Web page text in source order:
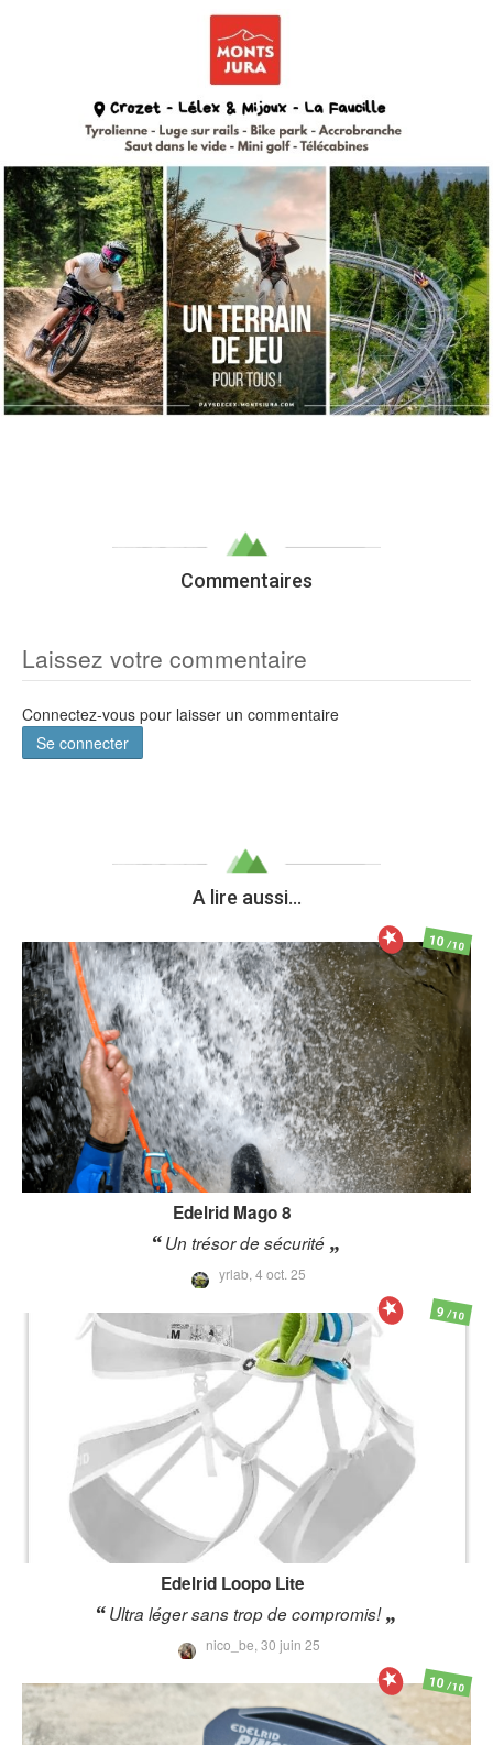
Commentaires
Laissez votre commentaire
Connectez-vous pour laisser un commentaire
Se connecter
A lire aussi...
Edelrid Mago 8
Un trésor de sécurité
yrlab, 4 oct. 25
10/10
Edelrid Loopo Lite
Ultra léger sans trop de compromis!
nico_be, 30 juin 25
9/10
10/10